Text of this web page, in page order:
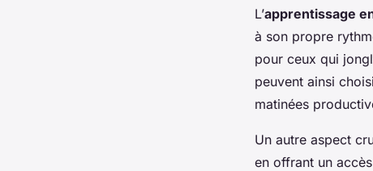
L’apprentissage
à son propre
pour ceux qui
peuvent ainsi
matinées
Un autre aspect
en offrant un